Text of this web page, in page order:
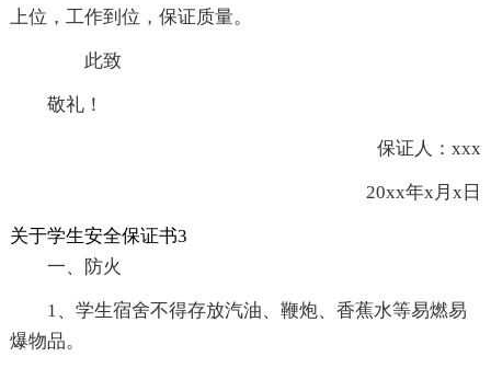
上位，工作到位，保证质量。
此致
敬礼！
保证人：xxx
20xx年x月x日
关于学生安全保证书3
一、防火
1、学生宿舍不得存放汽油、鞭炮、香蕉水等易燃易
爆物品。